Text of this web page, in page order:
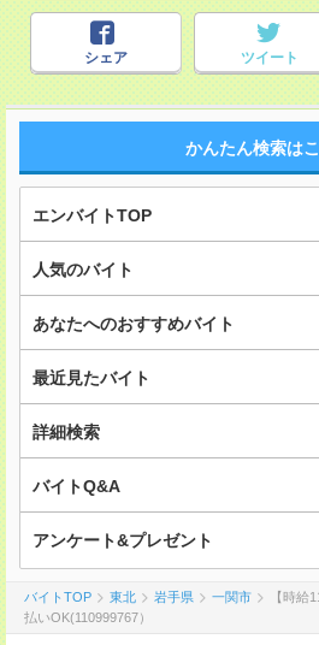
シェア ツイート
かんたん検索は
エンバイトTOP
人気のバイト
あなたへのおすすめバイト
最近見たバイト
詳細検索
バイトQ&A
アンケート&プレゼント
バイトTOP 東北 岩手県 一関市
【時給
払いOK(110999767）